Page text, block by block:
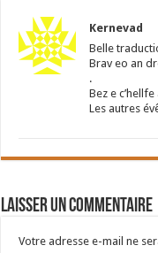
Kernevad
Belle
Brav eo an
.
Bez e
Les autres
Laisser un commentaire
Votre adresse e-mail ne